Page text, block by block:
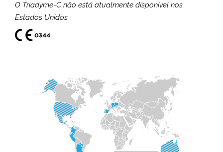
O Triadyme-C não está atualmente disponível nos
Estados Unidos.